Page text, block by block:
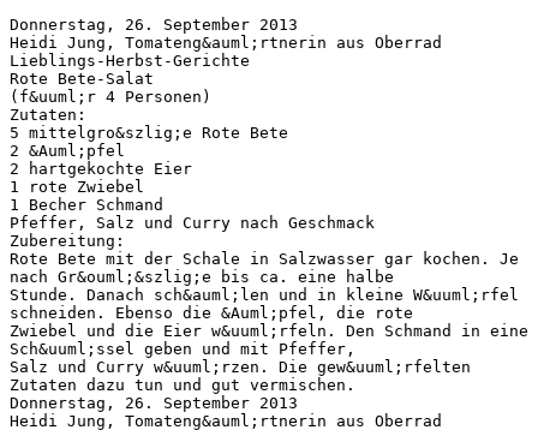
Donnerstag, 26. September 2013
Heidi Jung, Tomateng&auml;rtnerin aus Oberrad
Lieblings-Herbst-Gerichte
Rote Bete-Salat
(f&uuml;r 4 Personen)
Zutaten:
5 mittelgro&szlig;e Rote Bete
2 &Auml;pfel
2 hartgekochte Eier
1 rote Zwiebel
1 Becher Schmand
Pfeffer, Salz und Curry nach Geschmack
Zubereitung:
Rote Bete mit der Schale in Salzwasser gar kochen. Je
nach Gr&ouml;&szlig;e bis ca. eine halbe
Stunde. Danach sch&auml;len und in kleine W&uuml;rfel
schneiden. Ebenso die &Auml;pfel, die rote
Zwiebel und die Eier w&uuml;rfeln. Den Schmand in eine
Sch&uuml;ssel geben und mit Pfeffer,
Salz und Curry w&uuml;rzen. Die gew&uuml;rfelten
Zutaten dazu tun und gut vermischen.
Donnerstag, 26. September 2013
Heidi Jung, Tomateng&auml;rtnerin aus Oberrad